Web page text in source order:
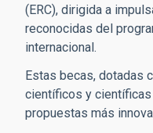
(ERC), dirigida a
reconocidas del
internacional.
Estas becas, dotadas
científicos y científicas
propuestas más